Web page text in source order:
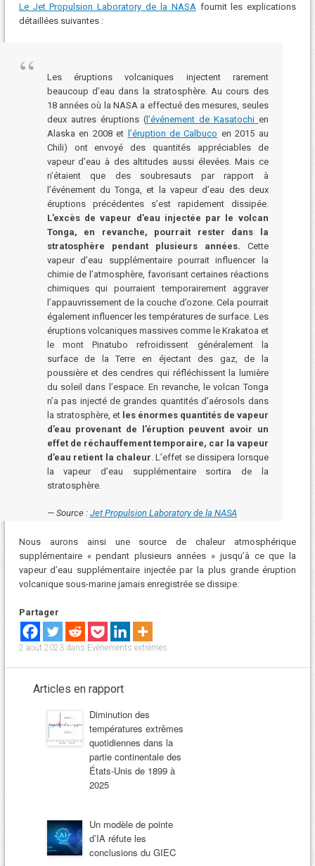
Le Jet Propulsion Laboratory de la NASA fournit les explications
détaillées suivantes :
Les éruptions volcaniques injectent rarement
beaucoup d’eau dans la stratosphère. Au cours des
18 années où la NASA a effectué des mesures, seules
deux autres éruptions (l’événement de Kasatochi en
Alaska en 2008 et l’éruption de Calbuco en 2015 au
Chili) ont envoyé des quantités appréciables de
vapeur d’eau à des altitudes aussi élevées. Mais ce
n’étaient que des soubresauts par rapport à
l’événement du Tonga, et la vapeur d’eau des deux
éruptions précédentes s’est rapidement dissipée.
L’excès de vapeur d’eau injectée par le volcan
Tonga, en revanche, pourrait rester dans la
stratosphère pendant plusieurs années. Cette
vapeur d’eau supplémentaire pourrait influencer la
chimie de l’atmosphère, favorisant certaines réactions
chimiques qui pourraient temporairement aggraver
l’appauvrissement de la couche d’ozone. Cela pourrait
également influencer les températures de surface. Les
éruptions volcaniques massives comme le Krakatoa et
le mont Pinatubo refroidissent généralement la
surface de la Terre en éjectant des gaz, de la
poussière et des cendres qui réfléchissent la lumière
du soleil dans l’espace. En revanche, le volcan Tonga
n’a pas injecté de grandes quantités d’aérosols dans
la stratosphère, et les énormes quantités de vapeur
d’eau provenant de l’éruption peuvent avoir un
effet de réchauffement temporaire, car la vapeur
d’eau retient la chaleur . L’effet se dissipera lorsque
la vapeur d’eau supplémentaire sortira de la
stratosphère.
Source : Jet Propulsion Laboratory de la NASA
Nous aurons ainsi une source de chaleur atmosphérique
supplémentaire « pendant plusieurs années » jusqu’à ce que la
vapeur d’eau supplémentaire injectée par la plus grande éruption
volcanique sous-marine jamais enregistrée se dissipe.
Partager
2 août 2023dans Evènements extrêmes
Articles en rapport
Diminution des
températures extrêmes
quotidiennes dans la
partie continentale des
États-Unis de 1899 à
2025
Un modèle de pointe
d’IA réfute les
conclusions du GIEC